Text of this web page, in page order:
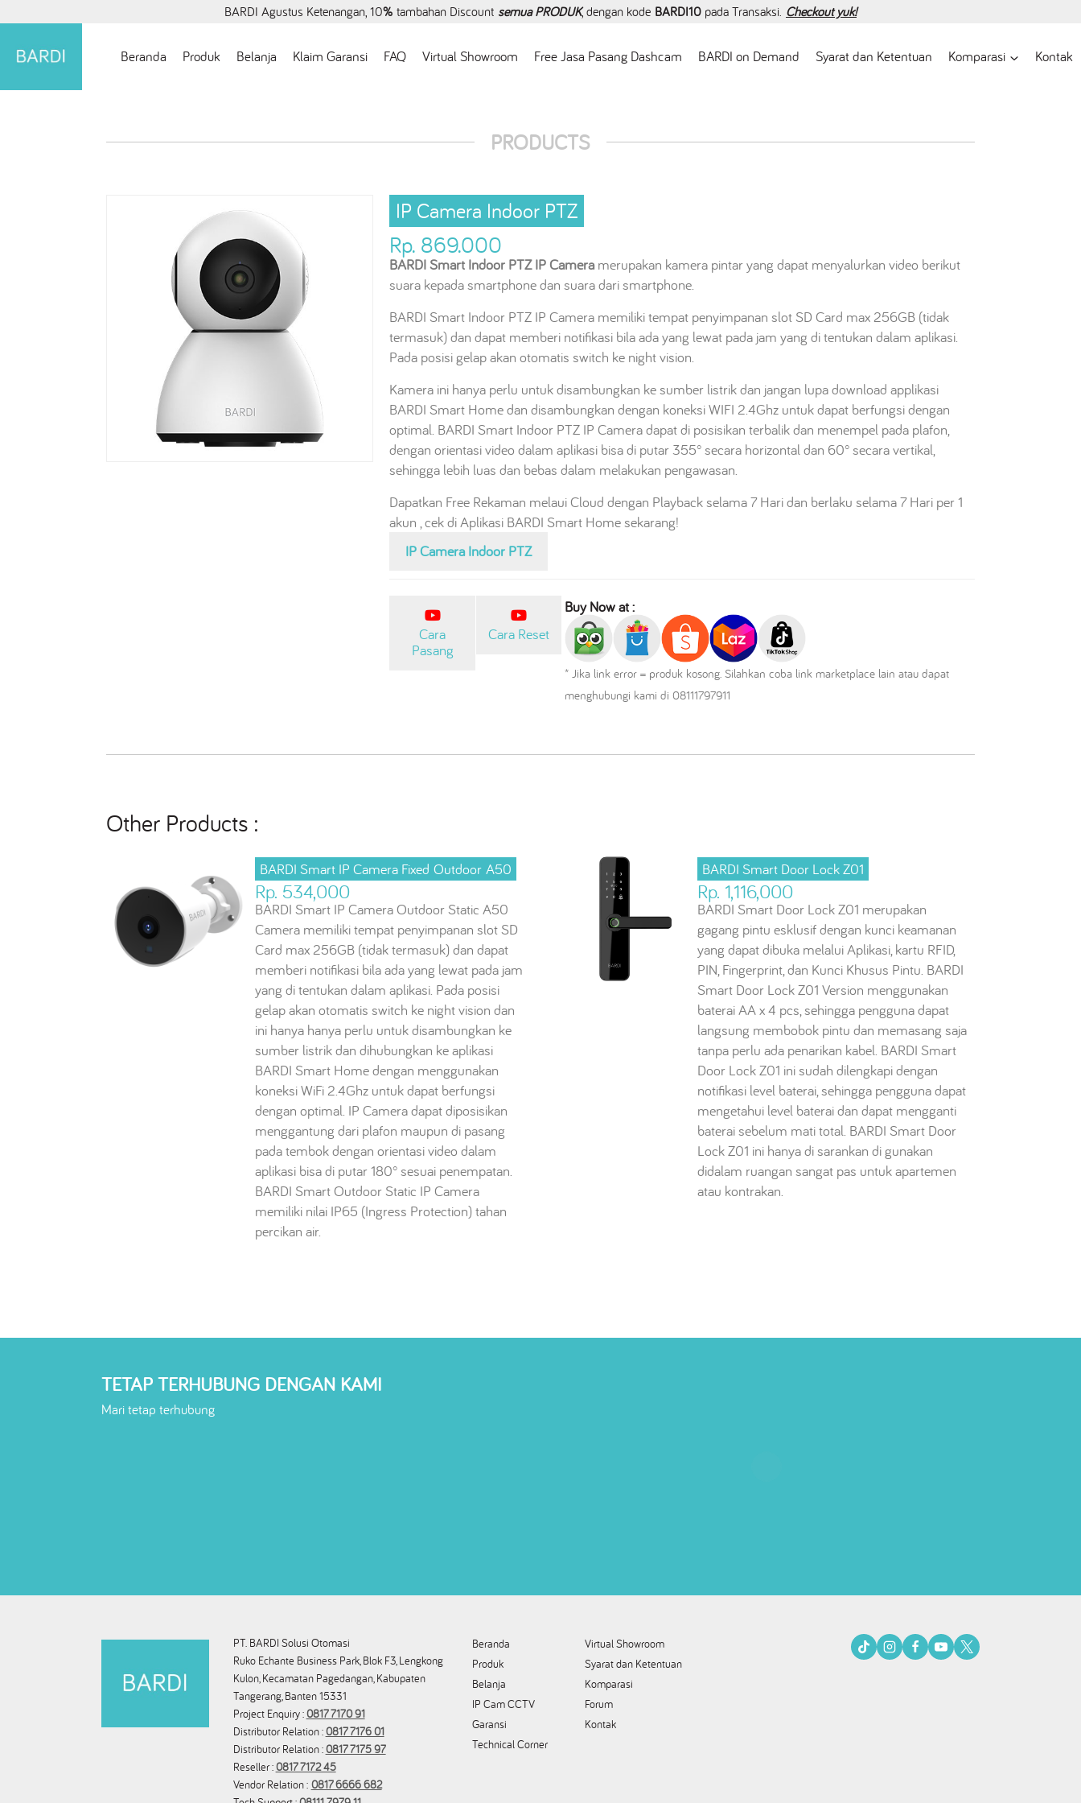
BARDI Agustus Ketenangan, 10% tambahan Discount semua PRODUK, dengan kode BARDI10 pada Transaksi. Checkout yuk!
Beranda Produk Belanja Klaim Garansi FAQ Virtual Showroom Free Jasa Pasang Dashcam BARDI on Demand Syarat dan Ketentuan Komparasi Kontak
PRODUCTS
IP Camera Indoor PTZ
Rp. 869.000
BARDI Smart Indoor PTZ IP Camera merupakan kamera pintar yang dapat menyalurkan video berikut
suara kepada smartphone dan suara dari smartphone.
BARDI Smart Indoor PTZ IP Camera memiliki tempat penyimpanan slot SD Card max 256GB (tidak
termasuk) dan dapat memberi notifikasi bila ada yang lewat pada jam yang di tentukan dalam aplikasi.
Pada posisi gelap akan otomatis switch ke night vision.
Kamera ini hanya perlu untuk disambungkan ke sumber listrik dan jangan lupa download applikasi
BARDI Smart Home dan disambungkan dengan koneksi WIFI 2.4Ghz untuk dapat berfungsi dengan
optimal. BARDI Smart Indoor PTZ IP Camera dapat di posisikan terbalik dan menempel pada plafon,
dengan orientasi video dalam aplikasi bisa di putar 355° secara horizontal dan 60° secara vertikal,
sehingga lebih luas dan bebas dalam melakukan pengawasan.
Dapatkan Free Rekaman melaui Cloud dengan Playback selama 7 Hari dan berlaku selama 7 Hari per 1
akun , cek di Aplikasi BARDI Smart Home sekarang!
IP Camera Indoor PTZ
Cara
Pasang
Cara Reset
Buy Now at :
* Jika link error = produk kosong. Silahkan coba link marketplace lain atau dapat
menghubungi kami di 08111797911
Other Products :
BARDI Smart IP Camera Fixed Outdoor A50
Rp. 534,000
BARDI Smart IP Camera Outdoor Static A50
Camera memiliki tempat penyimpanan slot SD
Card max 256GB (tidak termasuk) dan dapat
memberi notifikasi bila ada yang lewat pada jam
yang di tentukan dalam aplikasi. Pada posisi
gelap akan otomatis switch ke night vision dan
ini hanya hanya perlu untuk disambungkan ke
sumber listrik dan dihubungkan ke aplikasi
BARDI Smart Home dengan menggunakan
koneksi WiFi 2.4Ghz untuk dapat berfungsi
dengan optimal. IP Camera dapat diposisikan
menggantung dari plafon maupun di pasang
pada tembok dengan orientasi video dalam
aplikasi bisa di putar 180° sesuai penempatan.
BARDI Smart Outdoor Static IP Camera
memiliki nilai IP65 (Ingress Protection) tahan
percikan air.
BARDI Smart Door Lock Z01
Rp. 1,116,000
BARDI Smart Door Lock Z01 merupakan
gagang pintu esklusif dengan kunci keamanan
yang dapat dibuka melalui Aplikasi, kartu RFID,
PIN, Fingerprint, dan Kunci Khusus Pintu. BARDI
Smart Door Lock Z01 Version menggunakan
baterai AA x 4 pcs, sehingga pengguna dapat
langsung membobok pintu dan memasang saja
tanpa perlu ada penarikan kabel. BARDI Smart
Door Lock Z01 ini sudah dilengkapi dengan
notifikasi level baterai, sehingga pengguna dapat
mengetahui level baterai dan dapat mengganti
baterai sebelum mati total. BARDI Smart Door
Lock Z01 ini hanya di sarankan di gunakan
didalam ruangan sangat pas untuk apartemen
atau kontrakan.
TETAP TERHUBUNG DENGAN KAMI
Mari tetap terhubung
PT. BARDI Solusi Otomasi
Ruko Echante Business Park, Blok F3, Lengkong
Kulon, Kecamatan Pagedangan, Kabupaten
Tangerang, Banten 15331
Project Enquiry :0817 7170 91
Distributor Relation :0817 7176 01
Distributor Relation :0817 7175 97
Reseller :0817 7172 45
Vendor Relation : 0817 6666 682
Beranda
Produk
Belanja
IP Cam CCTV
Garansi
Technical Corner
Virtual Showroom
Syarat dan Ketentuan
Komparasi
Forum
Kontak